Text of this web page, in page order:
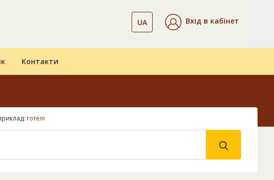
UA Вхід в кабінет
Контакти
готелі